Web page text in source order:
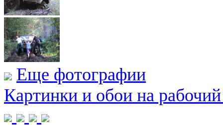
Еще фотографии
Картинки и обои на